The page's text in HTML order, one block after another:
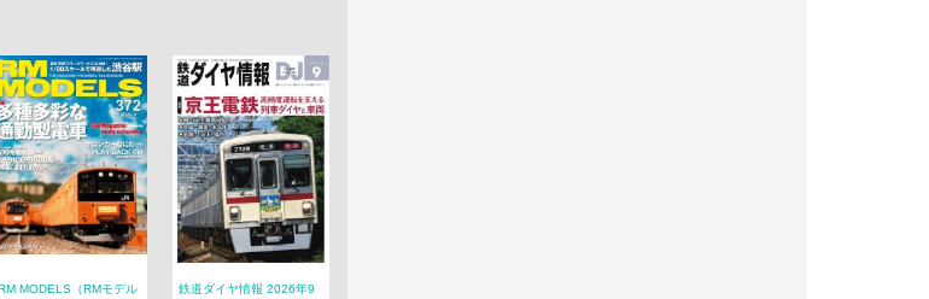
MODELS（RMモデル 鉄道ダイヤ情報 2026年9